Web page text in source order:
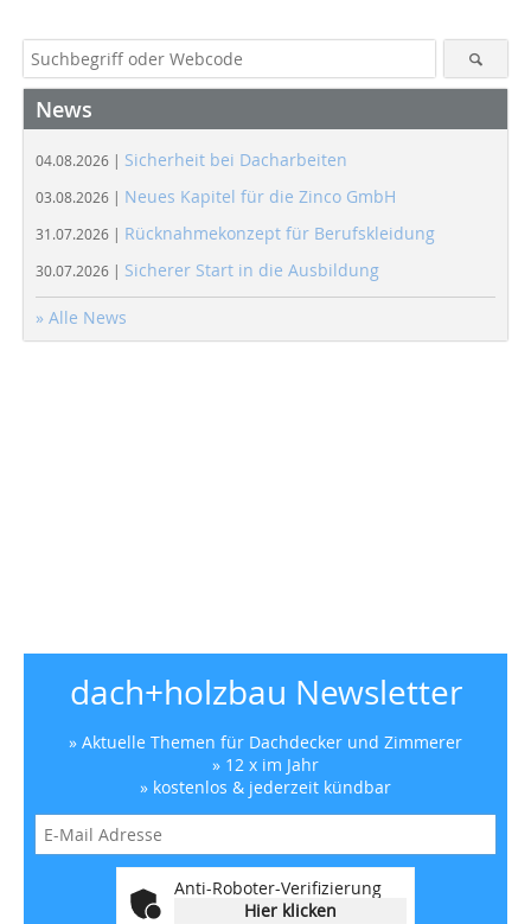
News
04.08.2026 | Sicherheit bei Dacharbeiten
03.08.2026 | Neues Kapitel für die Zinco GmbH
31.07.2026 | Rücknahmekonzept für Berufskleidung
30.07.2026 | Sicherer Start in die Ausbildung
» Alle News
dach+holzbau Newsletter
» Aktuelle Themen für Dachdecker und Zimmerer
» 12 x im Jahr
» kostenlos & jederzeit kündbar
Anti-Roboter-Verifizierung
Hier klicken